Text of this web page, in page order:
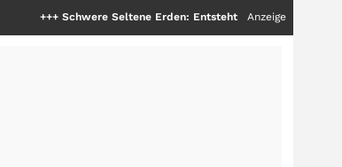
Schwere Seltene Erden: Entsteht hier die nächste
Anzeige